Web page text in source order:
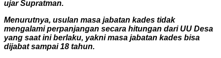
ujar Supratman.
Menurutnya, usulan masa jabatan kades tidak
mengalami perpanjangan secara hitungan dari UU Desa
yang saat ini berlaku, yakni masa jabatan kades bisa
dijabat sampai 18 tahun.